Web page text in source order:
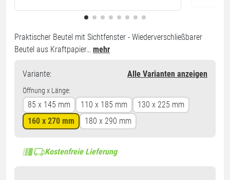
Praktischer Beutel mit Sichtfenster - Wiederverschließbarer
Beutel aus Kraftpapier… mehr
Variante: Alle Varianten anzeigen
Öffnung x Länge:
85 x 145 mm 110 x 185 mm
130 x 225 mm
160 x 270 mm
180 x 290 mm
Kostenfreie Lieferung